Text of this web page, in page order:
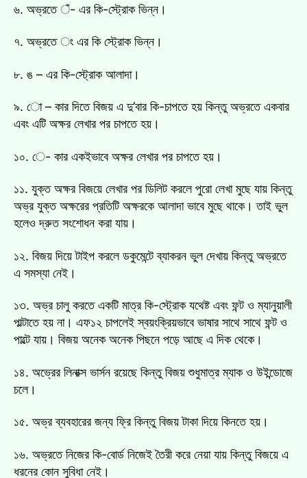
৬. অভ্রতে ঁ- এর কি-স্ট্রোক ভিন্ন।
৭. অভ্রতে ং এর কি স্ট্রোক ভিন্ন।
৮. ঙ – এর কি-স্ট্রোক আলাদা।
৯. ো – কার দিতে বিজয় এ দু’বার কি-চাপতে হয় কিন্তু অভ্রতে একবার
এবং এটি অক্ষর লেখার পর চাপতে হয়।
১০. ে- কার একইভাবে অক্ষর লেখার পর চাপতে হয়।
১১. যুক্ত অক্ষর বিজয়ে লেখার পর ডিলিট করলে পুরো লেখা মুছে যায় কিন্তু
অভ্র যুক্ত অক্ষরের প্রতিটি অক্ষরকে আলাদা ভাবে মুছে থাকে। তাই ভুল
হলেও দ্রুত সংশোধন করা যায়।
১২. বিজয় দিয়ে টাইপ করলে ডকুমেন্টে ব্যাকরন ভুল দেখায় কিন্তু অভ্রতে
এ সমস্যা নেই।
১৩. অভ্র চালু করতে একটি মাত্র কি-স্ট্রোক যথেষ্ট এবং ফন্ট ও ম্যানুয়ালী
পাল্টাতে হয় না। এফ১২ চাপলেই স্বয়ংক্রিয়ভাবে ভাষার সাথে সাথে ফন্ট ও
পাল্টে যায়। বিজয় অনেক অনেক পিছনে পড়ে আছে এ দিক থেকে।
১৪. অভ্রের লিনাক্স ভার্সন রয়েছে কিন্তু বিজয় শুধুমাত্র ম্যাক ও উইন্ডোজে
চলে।
১৫. অভ্র ব্যবহারের জন্য ফ্রি কিন্তু বিজয় টাকা দিয়ে কিনতে হয়।
১৬. অভ্রতে নিজের কি-বোর্ড নিজেই তৈরী করে নেয়া যায় কিন্তু বিজয়ে এ
ধরনের কোন সুবিধা নেই।